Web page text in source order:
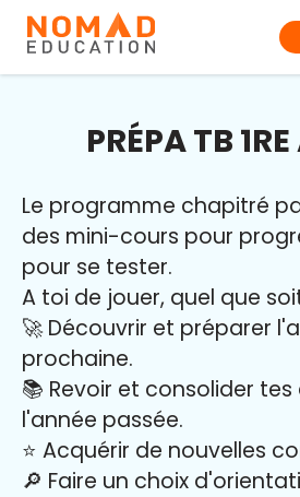
PRÉPA TB
Le programme chapitré
des mini-cours pour
pour se tester.
A toi de jouer, quel que
🚀 Découvrir et préparer
prochaine.
📚 Revoir et consolider
l'année passée.
⭐️ Acquérir de nouvelles
🔎 Faire un choix